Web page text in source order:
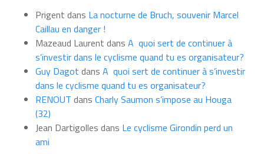
moisPrigent dans La nocturne de Bruch, souvenir Marcel
Caillau en danger !
Mazeaud Laurent dans A quoi sert de continuer à
s’investir dans le cyclisme quand tu es organisateur?
Guy Dagot dans A quoi sert de continuer à s’investir
dans le cyclisme quand tu es organisateur?
RENOUT dans Charly Saumon s’impose au Houga
(32)
Jean Dartigolles dans Le cyclisme Girondin perd un
ami